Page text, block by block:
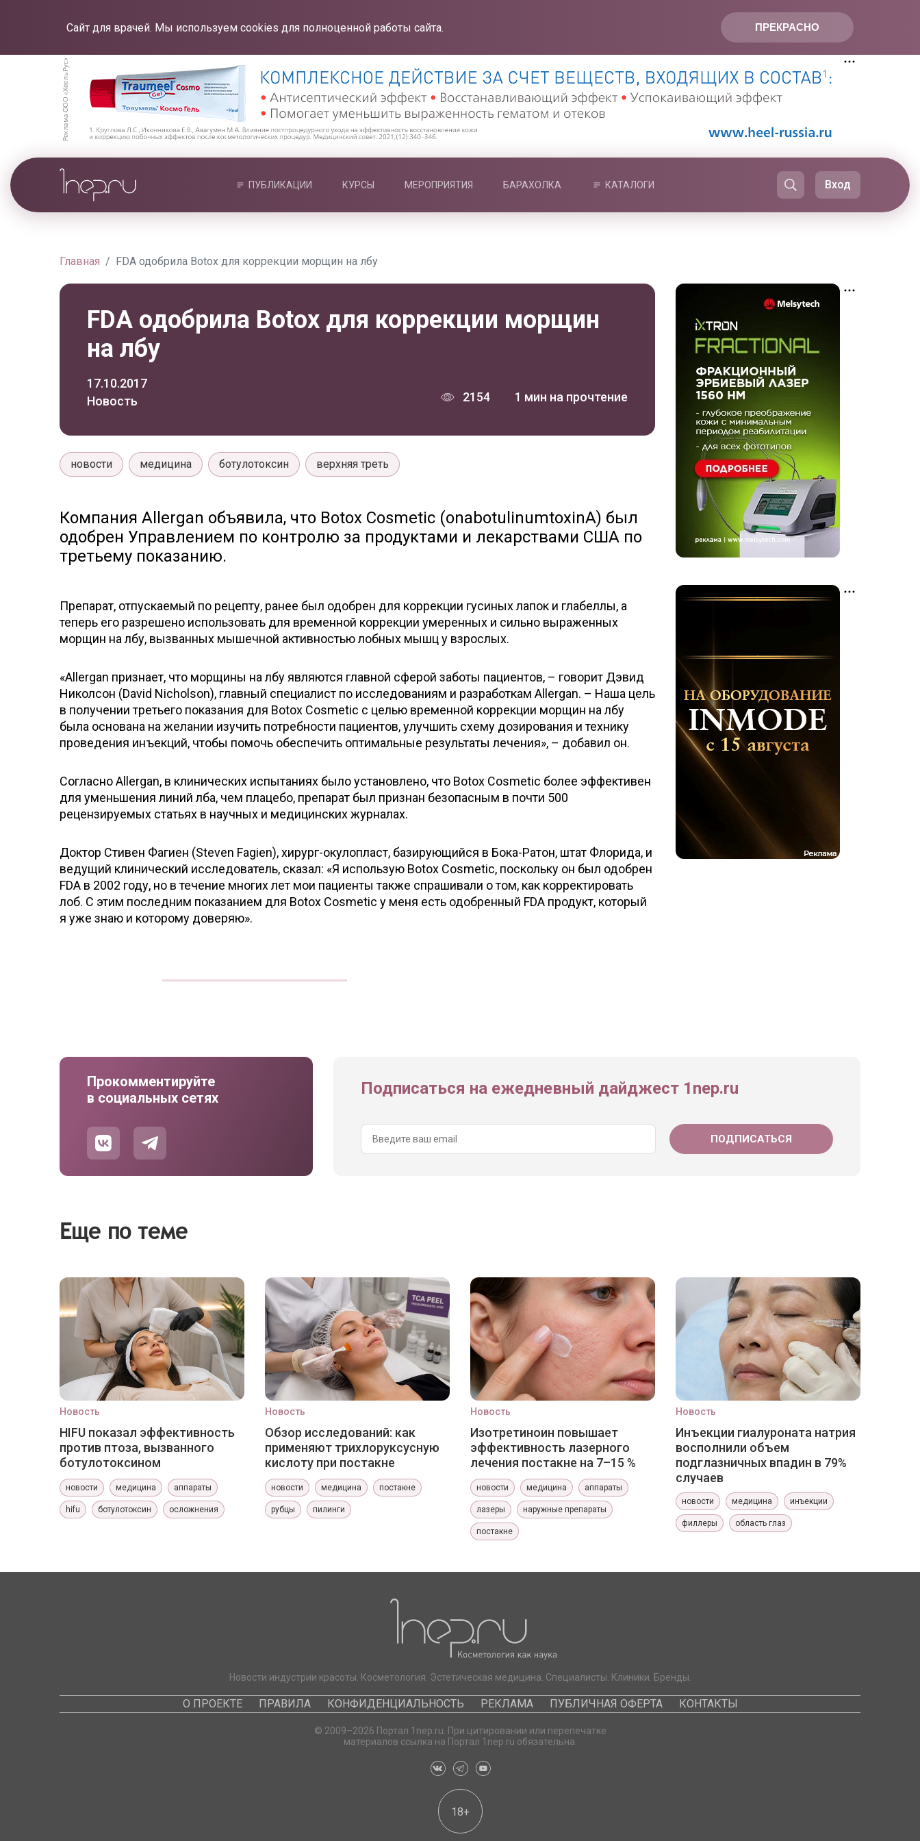
ПРЕКРАСНО
Сайт для врачей. Мы используем cookies для полноценной работы сайта.
ПУБЛИКАЦИИ КУРСЫ МЕРОПРИЯТИЯ БАРАХОЛКА КАТАЛОГИ Вход
Главная FDA одобрила Botox для коррекции морщин на лбу
FDA одобрила Botox для коррекции морщин
на лбу
17.10.2017
Новость
2154 1 мин на прочтение
новости медицина ботулотоксин верхняя треть
Компания Allergan объявила, что Botox Cosmetic (onabotulinumtoxinA) был
одобрен Управлением по контролю за продуктами и лекарствами США по
третьему показанию.
Препарат, отпускаемый по рецепту, ранее был одобрен для коррекции гусиных лапок и глабеллы, а
теперь его разрешено использовать для временной коррекции умеренных и сильно выраженных
морщин на лбу, вызванных мышечной активностью лобных мышц у взрослых.
«Allergan признает, что морщины на лбу являются главной сферой заботы пациентов, – говорит Дэвид
Николсон (David Nicholson), главный специалист по исследованиям и разработкам Allergan. – Наша цель
в получении третьего показания для Botox Cosmetic с целью временной коррекции морщин на лбу
была основана на желании изучить потребности пациентов, улучшить схему дозирования и технику
проведения инъекций, чтобы помочь обеспечить оптимальные результаты лечения», – добавил он.
Согласно Allergan, в клинических испытаниях было установлено, что Botox Cosmetic более эффективен
для уменьшения линий лба, чем плацебо, препарат был признан безопасным в почти 500
рецензируемых статьях в научных и медицинских журналах.
Доктор Стивен Фагиен (Steven Fagien), хирург-окулопласт, базирующийся в Бока-Ратон, штат Флорида, и
ведущий клинический исследователь, сказал: «Я использую Botox Cosmetic, поскольку он был одобрен
FDA в 2002 году, но в течение многих лет мои пациенты также спрашивали о том, как корректировать
лоб. С этим последним показанием для Botox Cosmetic у меня есть одобренный FDA продукт, который
я уже знаю и которому доверяю».
Прокомментируйте
в социальных сетях
Подписаться на ежедневный дайджест 1nep.ru
Еще по теме
Новость
HIFU показал эффективность
против птоза, вызванного
ботулотоксином
новости медицина аппараты
hifu ботулотоксин осложнения
Новость
Обзор исследований: как
применяют трихлоруксусную
кислоту при постакне
новости медицина постакне
рубцы пилинги
Новость
Изотретиноин повышает
эффективность лазерного
лечения постакне на 7–15 %
новости медицина аппараты
лазеры наружные препараты
постакне
Новость
Инъекции гиалуроната натрия
восполнили объем
подглазничных впадин в 79%
случаев
новости медицина инъекции
филлеры область глаз
Новости индустрии красоты. Косметология. Эстетическая медицина. Специалисты. Клиники. Бренды.
О ПРОЕКТЕ ПРАВИЛА КОНФИДЕНЦИАЛЬНОСТЬ РЕКЛАМА ПУБЛИЧНАЯ ОФЕРТА КОНТАКТЫ
© 2009–2026 Портал 1nep.ru. При цитировании или перепечатке
материалов ссылка на Портал 1nep.ru обязательна.
18+